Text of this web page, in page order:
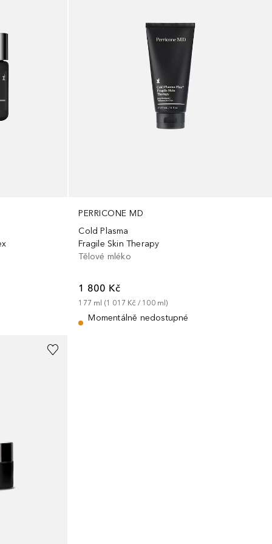
PERRICONE MD
Cold Plasma
Fragile Skin Therapy
Tělové mléko
1 800 Kč
177 ml (1 017 Kč / 100 ml)
Momentálně nedostupné